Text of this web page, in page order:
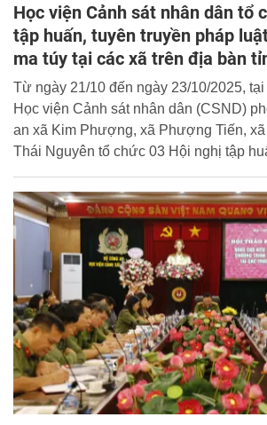
Học viện Cảnh sát nhân dân tổ
tập huấn, tuyên truyền pháp
ma túy tại các xã trên địa bàn
Nguyên
Từ ngày 21/10 đến ngày 23/10/2025,
Học viện Cảnh sát nhân dân (CSND)
an xã Kim Phượng, xã Phượng Tiến,
Thái Nguyên tổ chức 03 Hội nghị tập
chúng nhân dân tại địa bàn 03 xã.